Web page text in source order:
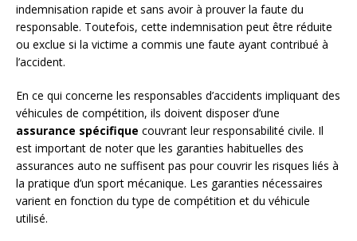
indemnisation rapide et sans avoir à prouver la faute du
responsable. Toutefois, cette indemnisation peut être réduite
ou exclue si la victime a commis une faute ayant contribué à
l’accident.
En ce qui concerne les responsables d’accidents impliquant des
véhicules de compétition, ils doivent disposer d’une
assurance spécifique couvrant leur responsabilité civile. Il
est important de noter que les garanties habituelles des
assurances auto ne suffisent pas pour couvrir les risques liés à
la pratique d’un sport mécanique. Les garanties nécessaires
varient en fonction du type de compétition et du véhicule
utilisé.